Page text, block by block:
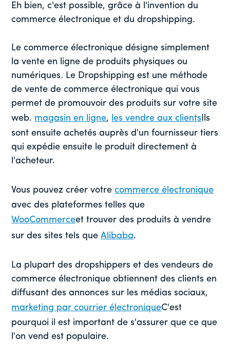
Eh bien, c'est possible, grâce à l'invention du
commerce électronique et du dropshipping.
Le commerce électronique désigne simplement
la vente en ligne de produits physiques ou
numériques. Le Dropshipping est une méthode
de vente de commerce électronique qui vous
permet de promouvoir des produits sur votre site
web. magasin en ligne, les vendre aux clientsIls
sont ensuite achetés auprès d'un fournisseur tiers
qui expédie ensuite le produit directement à
l'acheteur.
Vous pouvez créer votrecommerce électronique
avec des plateformes telles que
WooCommerceet trouver des produits à vendre
sur des sites tels queAlibaba.
La plupart des dropshippers et des vendeurs de
commerce électronique obtiennent des clients en
diffusant des annonces sur les médias sociaux,
marketing par courrier électroniqueC'est
pourquoi il est important de s'assurer que ce que
l'on vend est populaire.